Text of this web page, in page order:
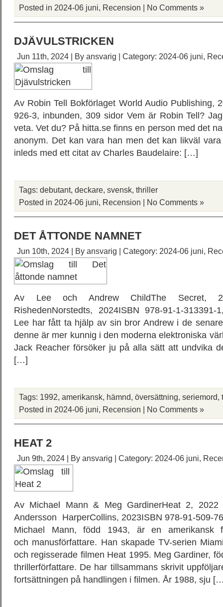
Posted in 2024-06 juni, Recension | No Comments »
DJÄVULSTRICKEN
Jun 11th, 2024 | By ansvarig | Category: 2024-06 juni,
Av Robin Tell Bokförlaget World Audio Publishing,
926-3, inbunden, 309 sidor Vem är Robin Tell?
veta. Vet du? På hitta.se finns en person med det
anonym. Det kan vara han men det kan likväl
inleds med ett citat av Charles Baudelaire: […]
Tags: debutant, deckare, svensk, thriller
Posted in 2024-06 juni, Recension | No Comments »
DET ÅTTONDE NAMNET
Jun 10th, 2024 | By ansvarig | Category: 2024-06 juni,
Av Lee och Andrew ChildThe Secret,
RishedenNorstedts, 2024ISBN 978-91-1-
Lee har fått ta hjälp av sin bror Andrew i de
denne är mer kunnig i den moderna elektroniska
Jack Reacher försöker ju på alla sätt att undvika
[…]
Tags: 1992, amerikansk, hämnd, översättning, seriemord,
Posted in 2024-06 juni, Recension | No Comments »
HEAT 2
Jun 9th, 2024 | By ansvarig | Category: 2024-06 juni,
Av Michael Mann & Meg GardinerHeat 2, 2022
Andersson HarperCollins, 2023ISBN 978-91-509-
Michael Mann, född 1943, är en amerikansk
och manusförfattare. Han skapade TV-serien
och regisserade filmen Heat 1995. Meg Gardiner,
thrillerförfattare. De har tillsammans skrivit
fortsättningen på handlingen i filmen. År 1988, sju